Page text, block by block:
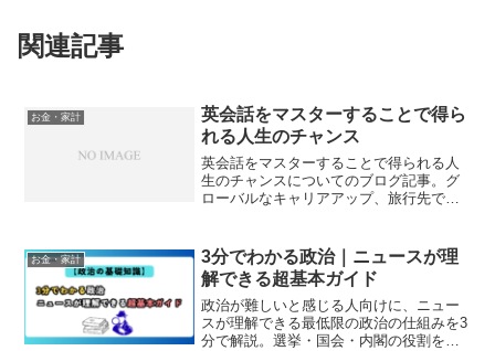
関連記事
お金・家計
英会話をマスターすることで得ら
れる人生のチャンス
英会話をマスターすることで得られる人
生のチャンスについてのブログ記事。グ
ローバルなキャリアアップ、旅行先での
リットを探ります。あなたの未来を広げ
るヒント満載です。
お金・家計
3分でわかる政治｜ニュースが理
解できる超基本ガイド
政治が難しいと感じる人向けに、ニュー
スが理解できる最低限の政治の仕組みを3
分で解説。選挙・国会・内閣の役割をわ